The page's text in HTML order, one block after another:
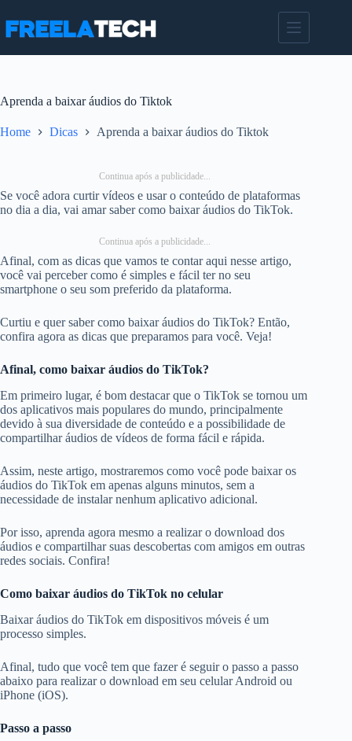
para
Aprenda a baixar áudios do Tiktok
Home Dicas Aprenda a baixar áudios do Tiktok
Continua após a publicidade...
Se você adora curtir vídeos e usar o conteúdo de plataformas
no dia a dia, vai amar saber como baixar áudios do TikTok.
Continua após a publicidade...
Afinal, com as dicas que vamos te contar aqui nesse artigo,
você vai perceber como é simples e fácil ter no seu
smartphone o seu som preferido da plataforma.
Curtiu e quer saber como baixar áudios do TikTok? Então,
confira agora as dicas que preparamos para você. Veja!
Afinal, como baixar áudios do TikTok?
Em primeiro lugar, é bom destacar que o TikTok se tornou um
dos aplicativos mais populares do mundo, principalmente
devido à sua diversidade de conteúdo e a possibilidade de
compartilhar áudios de vídeos de forma fácil e rápida.
Assim, neste artigo, mostraremos como você pode baixar os
áudios do TikTok em apenas alguns minutos, sem a
necessidade de instalar nenhum aplicativo adicional.
Por isso, aprenda agora mesmo a realizar o download dos
áudios e compartilhar suas descobertas com amigos em outras
redes sociais. Confira!
Como baixar áudios do TikTok no celular
Baixar áudios do TikTok em dispositivos móveis é um
processo simples.
Afinal, tudo que você tem que fazer é seguir o passo a passo
abaixo para realizar o download em seu celular Android ou
iPhone (iOS).
Passo a passo